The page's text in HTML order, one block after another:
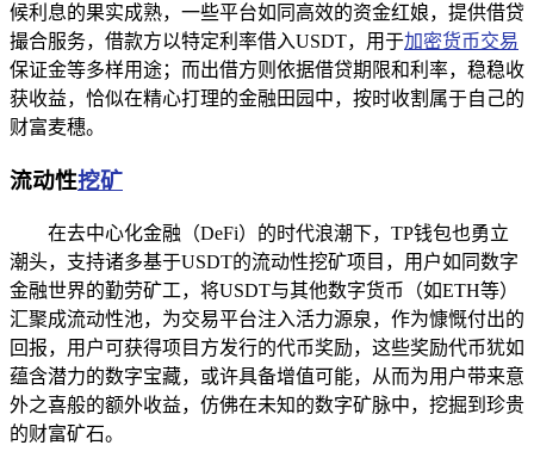
候利息的果实成熟，一些平台如同高效的资金红娘，提供借贷
撮合服务，借款方以特定利率借入USDT，用于加密货币交易
保证金等多样用途；而出借方则依据借贷期限和利率，稳稳收
获收益，恰似在精心打理的金融田园中，按时收割属于自己的
财富麦穗。
流动性挖矿
在去中心化金融（DeFi）的时代浪潮下，TP钱包也勇立
潮头，支持诸多基于USDT的流动性挖矿项目，用户如同数字
金融世界的勤劳矿工，将USDT与其他数字货币（如ETH等）
汇聚成流动性池，为交易平台注入活力源泉，作为慷慨付出的
回报，用户可获得项目方发行的代币奖励，这些奖励代币犹如
蕴含潜力的数字宝藏，或许具备增值可能，从而为用户带来意
外之喜般的额外收益，仿佛在未知的数字矿脉中，挖掘到珍贵
的财富矿石。